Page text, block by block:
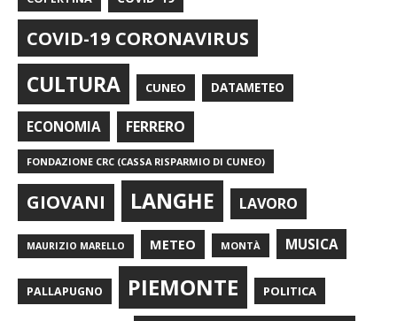
COVID-19 CORONAVIRUS
CULTURA CUNEO DATAMETEO
ECONOMIA FERRERO
FONDAZIONE CRC (CASSA RISPARMIO DI CUNEO)
GIOVANI LANGHE LAVORO
MAURIZIO MARELLO METEO MONTÀ MUSICA
PALLAPUGNO PIEMONTE POLITICA